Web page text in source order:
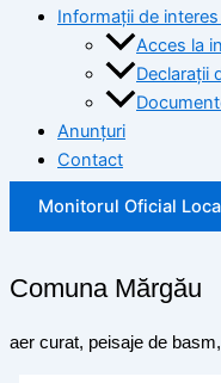
Informații de
Acces la
Declarații
Anunțuri
Contact
Monitorul Oficial
Comuna Mărgău
aer curat, peisaje de